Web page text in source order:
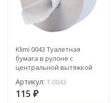
Klimi 0043 Туалетная
бумага в рулоне с
центральной вытяжкой
Артикул: T-0043
115 ₽